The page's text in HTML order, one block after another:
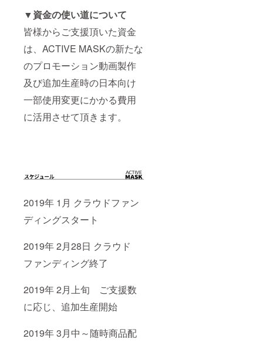
▼資金の使い道について
皆様からご支援頂いた資金
は、ACTIVE MASKの新たな
のプロモーション動画製作
及び追加生産時の日本向け
一部使用変更にかかる費用
に活用させて頂きます。
2019年 1月 クラウドファン
ディングスタート
2019年 2月28日 クラウド
ファンディング終了
2019年 2月上旬 ご支援数
に応じ、追加生産開始
2019年 3月中～随時商品配